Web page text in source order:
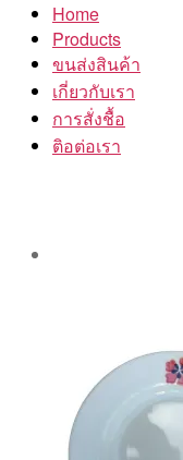
Home
Products
ขนส่งสินค้า
เกี่ยวกับเรา
การสั่งชื้อ
ติอต่อเรา